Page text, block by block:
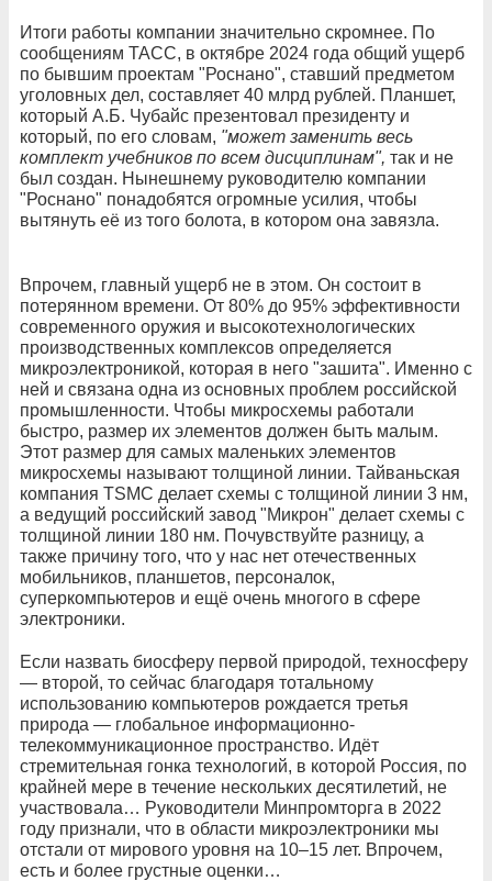
Итоги работы компании значительно скромнее. По
сообщениям ТАСС, в октябре 2024 года общий ущерб
по бывшим проектам "Роснано", ставший предметом
уголовных дел, составляет 40 млрд рублей. Планшет,
который А.Б. Чубайс презентовал президенту и
который, по его словам, "может заменить весь
комплект учебников по всем дисциплинам", так и не
был создан. Нынешнему руководителю компании
"Роснано" понадобятся огромные усилия, чтобы
вытянуть её из того болота, в котором она завязла.
Впрочем, главный ущерб не в этом. Он состоит в
потерянном времени. От 80% до 95% эффективности
современного оружия и высокотехнологических
производственных комплексов определяется
микроэлектроникой, которая в него "зашита". Именно с
ней и связана одна из основных проблем российской
промышленности. Чтобы микросхемы работали
быстро, размер их элементов должен быть малым.
Этот размер для самых маленьких элементов
микросхемы называют толщиной линии. Тайваньская
компания TSMC делает схемы с толщиной линии 3 нм,
а ведущий российский завод "Микрон" делает схемы с
толщиной линии 180 нм. Почувствуйте разницу, а
также причину того, что у нас нет отечественных
мобильников, планшетов, персоналок,
суперкомпьютеров и ещё очень многого в сфере
электроники.
Если назвать биосферу первой природой, техносферу
— второй, то сейчас благодаря тотальному
использованию компьютеров рождается третья
природа — глобальное информационно-
телекоммуникационное пространство. Идёт
стремительная гонка технологий, в которой Россия, по
крайней мере в течение нескольких десятилетий, не
участвовала… Руководители Минпромторга в 2022
году признали, что в области микроэлектроники мы
отстали от мирового уровня на 10–15 лет. Впрочем,
есть и более грустные оценки…